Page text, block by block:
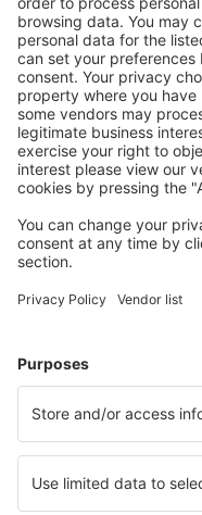
Bespaar meer
Reisaanbiedingen
geregistreerde
Accommodaties
Kies uit meer dan
jeugdherbergen,
Meest gezochte
Hotels in Polen -
Hotels in Warschau
Hotels in Wladyslawowo